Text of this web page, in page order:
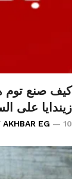
كيف صنع توم
زيندايا على
AKHBAR EG 10 ساعات AGO